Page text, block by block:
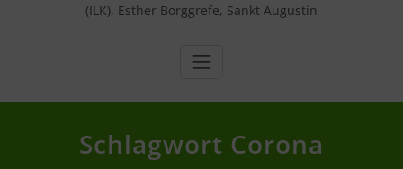
(ILK), Esther Borggrefe, Sankt Augustin
Schlagwort Corona